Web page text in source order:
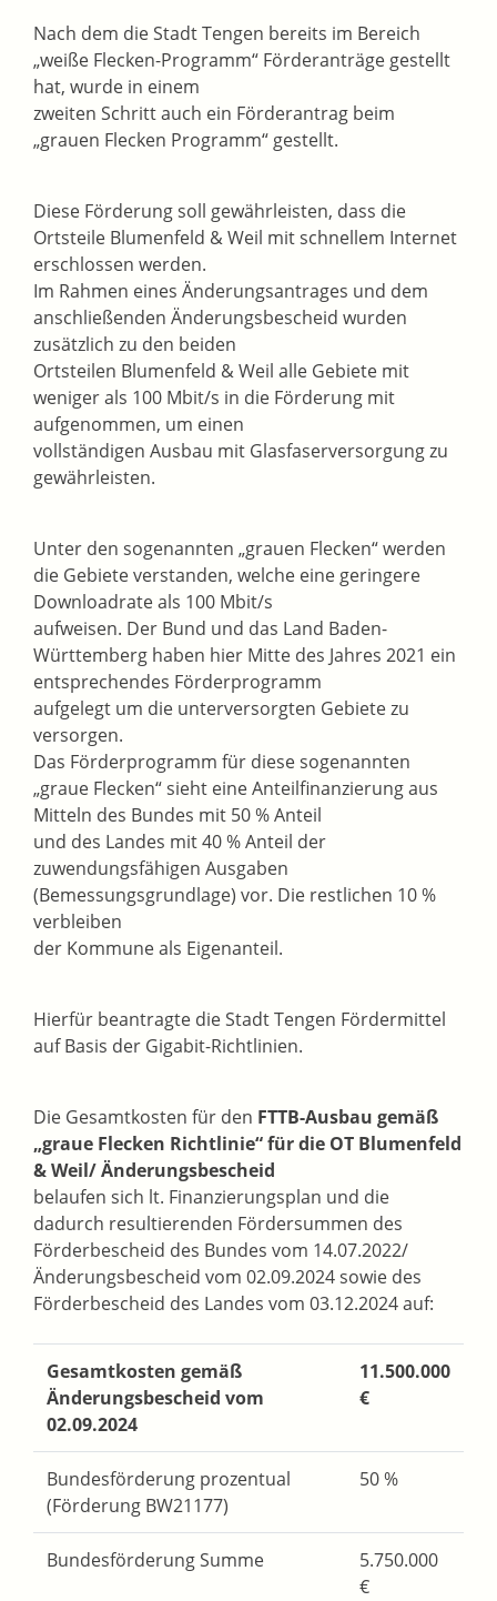
Nach dem die Stadt Tengen bereits im Bereich
„weiße Flecken-Programm“ Förderanträge gestellt
hat, wurde in einem
zweiten Schritt auch ein Förderantrag beim
„grauen Flecken Programm“ gestellt.
Diese Förderung soll gewährleisten, dass die
Ortsteile Blumenfeld & Weil mit schnellem Internet
erschlossen werden.
Im Rahmen eines Änderungsantrages und dem
anschließenden Änderungsbescheid wurden
zusätzlich zu den beiden
Ortsteilen Blumenfeld & Weil alle Gebiete mit
weniger als 100 Mbit/s in die Förderung mit
aufgenommen, um einen
vollständigen Ausbau mit Glasfaserversorgung zu
gewährleisten.
Unter den sogenannten „grauen Flecken“ werden
die Gebiete verstanden, welche eine geringere
Downloadrate als 100 Mbit/s
aufweisen. Der Bund und das Land Baden-
Württemberg haben hier Mitte des Jahres 2021 ein
entsprechendes Förderprogramm
aufgelegt um die unterversorgten Gebiete zu
versorgen.
Das Förderprogramm für diese sogenannten
„graue Flecken“ sieht eine Anteilfinanzierung aus
Mitteln des Bundes mit 50 % Anteil
und des Landes mit 40 % Anteil der
zuwendungsfähigen Ausgaben
(Bemessungsgrundlage) vor. Die restlichen 10 %
verbleiben
der Kommune als Eigenanteil.
Hierfür beantragte die Stadt Tengen Fördermittel
auf Basis der Gigabit-Richtlinien.
Die Gesamtkosten für den FTTB-Ausbau gemäß
„graue Flecken Richtlinie“ für die OT Blumenfeld
& Weil/ Änderungsbescheid
belaufen sich lt. Finanzierungsplan und die
dadurch resultierenden Fördersummen des
Förderbescheid des Bundes vom 14.07.2022/
Änderungsbescheid vom 02.09.2024 sowie des
Förderbescheid des Landes vom 03.12.2024 auf:
Gesamtkosten gemäß
Änderungsbescheid vom
02.09.2024
11.500.000
€
Bundesförderung prozentual
(Förderung BW21177)
50 %
Bundesförderung Summe
5.750.000
€